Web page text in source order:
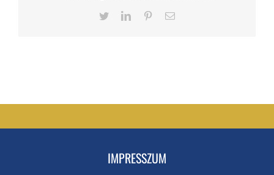
TwitterLinkedInPinterestEmail
IMPRESSZUM